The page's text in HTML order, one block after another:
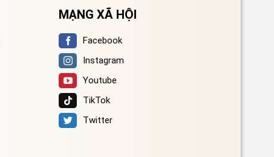
MẠNG XÃ HỘI
Facebook
Instagram
Youtube
TikTok
Twitter